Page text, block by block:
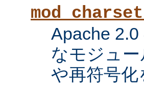
Apache
なモジュ
や再符号